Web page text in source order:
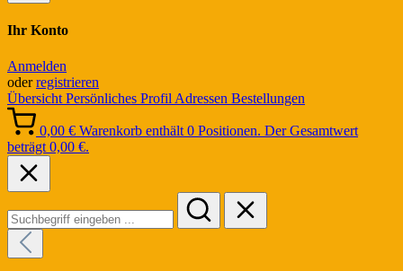
Ihr Konto
Anmelden
oderregistrieren
Übersicht Persönliches Profil Adressen Bestellungen
0,00 € Warenkorb enthält 0 Positionen. Der Gesamtwert
beträgt 0,00 €.